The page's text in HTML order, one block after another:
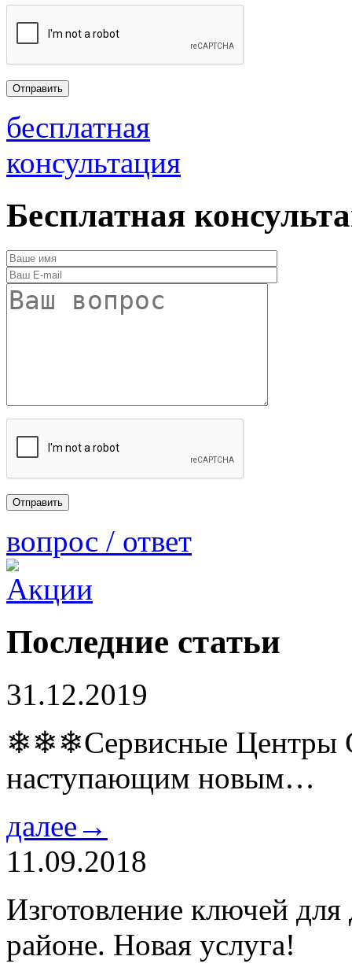
бесплатная
консультация
Бесплатная
вопрос / ответ
Последние статьи
31.12.2019
❄❄❄Сервисные Центры
наступающим новым…
далее→
11.09.2018
Изготовление ключей
районе. Новая услуга!